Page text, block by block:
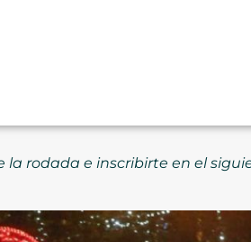
la rodada e inscribirte en el